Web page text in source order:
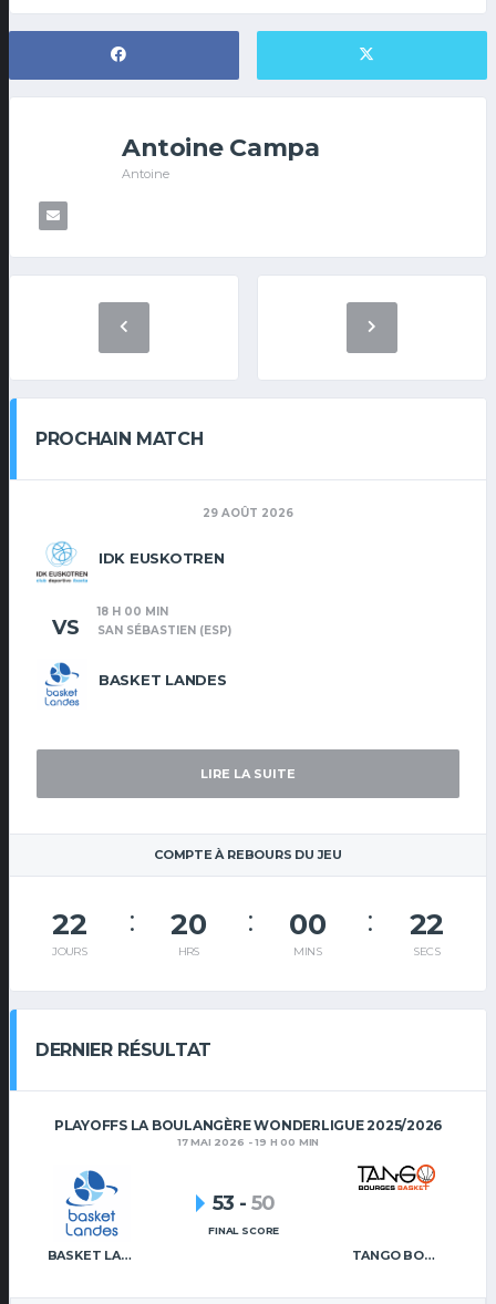
Antoine Campa
Antoine
PROCHAIN MATCH
29 AOÛT 2026
IDK EUSKOTREN
BASKET LANDES
VS
18 H 00 MIN
SAN SÉBASTIEN (ESP)
LIRE LA SUITE
COMPTE À REBOURS DU JEU
22
JOURS
20
HRS
00
MINS
21
SECS
DERNIER RÉSULTAT
PLAYOFFS LA BOULANGÈRE WONDERLIGUE 2025/2026
17 MAI 2026 - 19 H 00 MIN
BASKET LANDES TANGO BOURGES BASKET
53 - 50
FINAL SCORE